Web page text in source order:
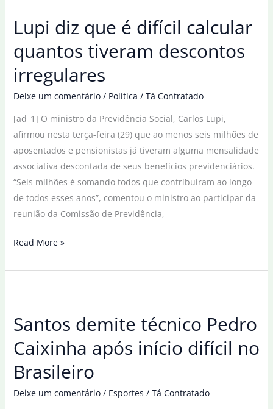
difícil
contra
a
Inglaterra
Lupi diz que é difícil calcular
quantos tiveram descontos
irregulares
Deixe um comentário / Política / Tá Contratado
[ad_1] O ministro da Previdência Social, Carlos Lupi,
afirmou nesta terça-feira (29) que ao menos seis milhões de
aposentados e pensionistas já tiveram alguma mensalidade
associativa descontada de seus benefícios previdenciários.
“Seis milhões é somando todos que contribuíram ao longo
de todos esses anos”, comentou o ministro ao participar da
reunião da Comissão de Previdência,
Lupi
que
calcular
tiveram
descontos
Read More »
Santos demite técnico Pedro
Caixinha após início difícil no
Brasileiro
Deixe um comentário / Esportes / Tá Contratado